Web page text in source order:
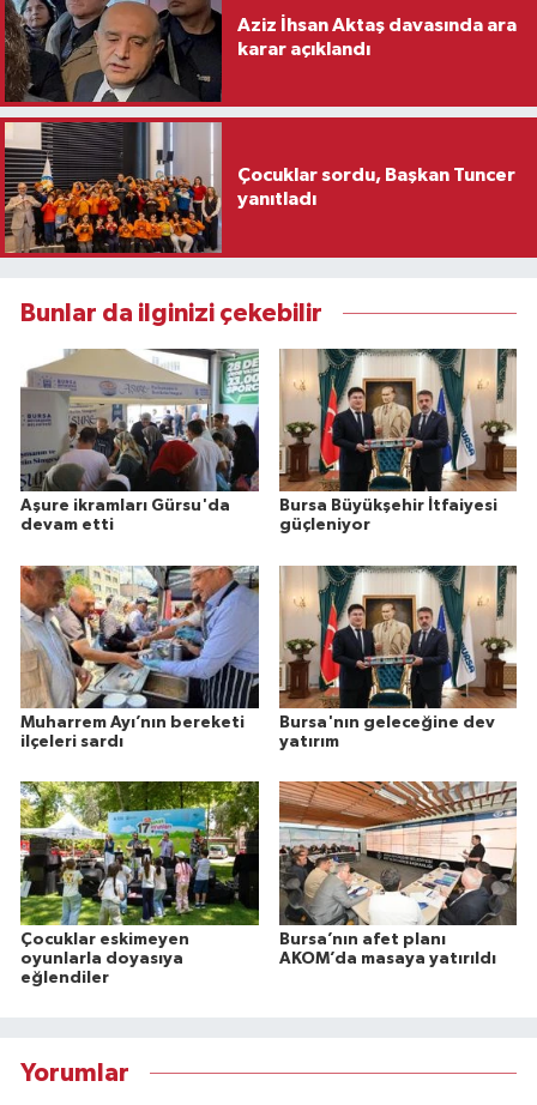
Aziz İhsan Aktaş davasında ara
karar açıklandı
Çocuklar sordu, Başkan Tuncer
yanıtladı
Bunlar da ilginizi çekebilir
Aşure ikramları Gürsu'da
devam etti
Bursa Büyükşehir İtfaiyesi
güçleniyor
Muharrem Ayı’nın bereketi
ilçeleri sardı
Bursa'nın geleceğine dev
yatırım
Çocuklar eskimeyen
oyunlarla doyasıya
eğlendiler
Bursa’nın afet planı
AKOM’da masaya yatırıldı
Yorumlar